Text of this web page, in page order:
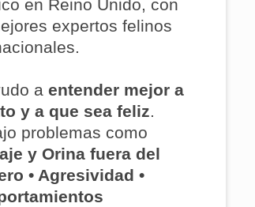
en Reino Unido, con
expertos felinos
a entender mejor a
y a que sea feliz.
problemas como
y Orina fuera del
• Agresividad •